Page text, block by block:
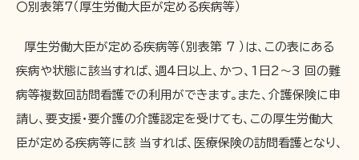
〇別表第7（厚生労働大臣が定める疾病等）
厚生労働大臣が定める疾病等（別表第 7 ）は、この表にある
疾病や状態に該当すれば、週4日以上、かつ、1日2～3 回の難
病等複数回訪問看護での利用ができます。また、介護保険に申
請し、要支援・要介護の介護認定を受けても、この厚生労働大
臣が定める疾病等に該 当すれば、医療保険の訪問看護となり、